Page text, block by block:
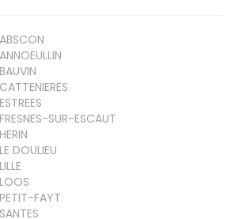
ABSCON
ANNOEULLIN
BAUVIN
CATTENIERES
ESTREES
FRESNES-SUR-ESCAUT
HERIN
LE DOULIEU
LILLE
LOOS
PETIT-FAYT
SANTES